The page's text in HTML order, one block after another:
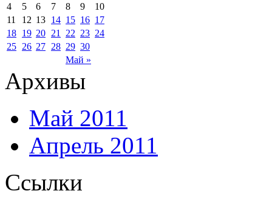
Май »
4
5 6 7 8 9
10
11
12 13 14 15 16 17
18 19 20 21 22 23 24
25 26 27 28 29 30
Архивы
Май 2011
Апрель 2011
Ссылки